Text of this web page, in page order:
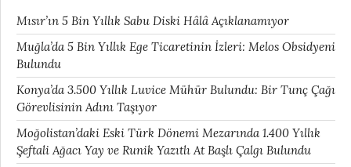
Mısır’ın 5 Bin Yıllık Sabu Diski Hâlâ Açıklanamıyor
Muğla’da 5 Bin Yıllık Ege Ticaretinin İzleri: Melos Obsidyeni
Bulundu
Konya’da 3.500 Yıllık Luvice Mühür Bulundu: Bir Tunç Çağı
Görevlisinin Adını Taşıyor
Moğolistan’daki Eski Türk Dönemi Mezarında 1.400 Yıllık
Şeftali Ağacı Yay ve Runik Yazıtlı At Başlı Çalgı Bulundu